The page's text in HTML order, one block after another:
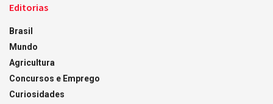
Editorias
Brasil
Mundo
Agricultura
Concursos e Emprego
Curiosidades